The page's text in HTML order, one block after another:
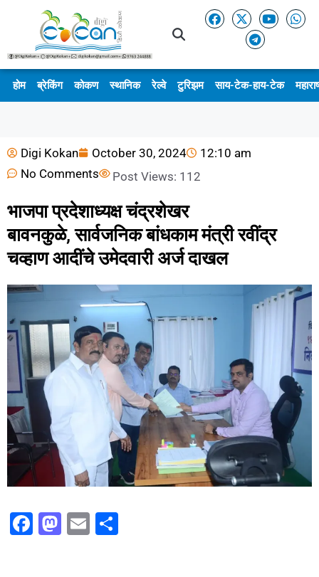
होम ब्रेकिंग कोकण स्थानिक रेल्वे टुरिझम साय-टेक-हाय-टेक
Digi Kokan October 30, 2024
12:10 am
No Comments
Post Views: 112
भाजपा प्रदेशाध्यक्ष चंद्रशेखर
बावनकुळे, सार्वजनिक बांधकाम मंत्री रवींद्र
चव्हाण आदींचे उमेदवारी अर्ज दाखल
F
M E